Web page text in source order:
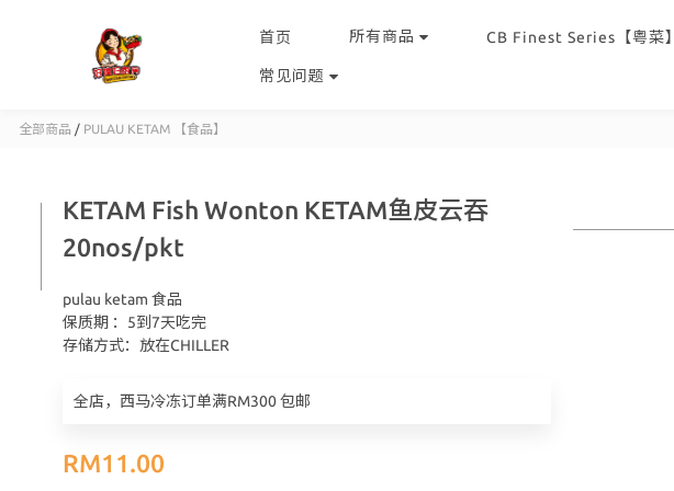
首页 所有商品 CB Finest Series【粤菜】
常见问题
全部商品 / PULAU KETAM 【食品】
KETAM Fish Wonton KETAM鱼皮云吞
20nos/pkt
存储方式：放在CHILLER
全店，西马冷冻订单满RM300 包邮
RM11.00